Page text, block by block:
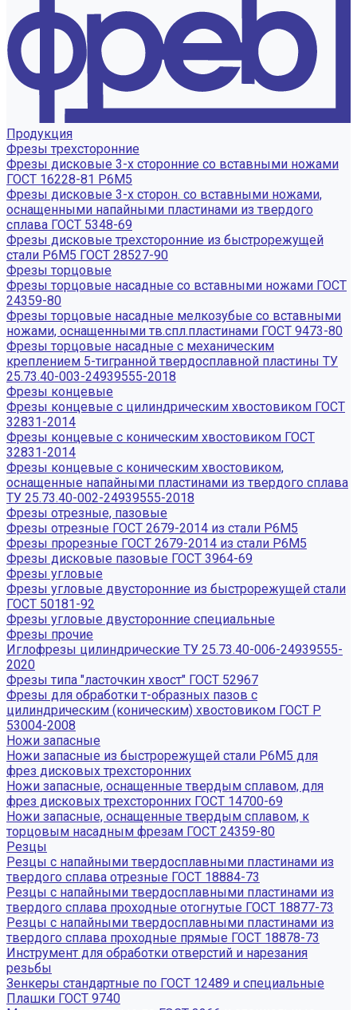
Продукция
Фрезы трехсторонние
Фрезы дисковые 3-х сторонние со вставными ножами
ГОСТ 16228-81 Р6М5
Фрезы дисковые 3-х сторон. со вставными ножами,
оснащенными напайными пластинами из твердого
сплава ГОСТ 5348-69
Фрезы дисковые трехсторонние из быстрорежущей
стали Р6М5 ГОСТ 28527-90
Фрезы торцовые
Фрезы торцовые насадные со вставными ножами ГОСТ
24359-80
Фрезы торцовые насадные мелкозубые со вставными
ножами, оснащенными тв.спл.пластинами ГОСТ 9473-80
Фрезы торцовые насадные с механическим
креплением 5-тигранной твердосплавной пластины ТУ
25.73.40-003-24939555-2018
Фрезы концевые
Фрезы концевые с цилиндрическим хвостовиком ГОСТ
32831-2014
Фрезы концевые с коническим хвостовиком ГОСТ
32831-2014
Фрезы концевые с коническим хвостовиком,
оснащенные напайными пластинами из твердого сплава
ТУ 25.73.40-002-24939555-2018
Фрезы отрезные, пазовые
Фрезы отрезные ГОСТ 2679-2014 из стали Р6М5
Фрезы прорезные ГОСТ 2679-2014 из стали Р6М5
Фрезы дисковые пазовые ГОСТ 3964-69
Фрезы угловые
Фрезы угловые двусторонние из быстрорежущей стали
ГОСТ 50181-92
Фрезы угловые двусторонние специальные
Фрезы прочие
Иглофрезы цилиндрические ТУ 25.73.40-006-24939555-
2020
Фрезы типа "ласточкин хвост" ГОСТ 52967
Фрезы для обработки т-образных пазов с
цилиндрическим (коническим) хвостовиком ГОСТ Р
53004-2008
Ножи запасные
Ножи запасные из быстрорежущей стали Р6М5 для
фрез дисковых трехсторонних
Ножи запасные, оснащенные твердым сплавом, для
фрез дисковых трехсторонних ГОСТ 14700-69
Ножи запасные, оснащенные твердым сплавом, к
торцовым насадным фрезам ГОСТ 24359-80
Резцы
Резцы с напайными твердосплавными пластинами из
твердого сплава отрезные ГОСТ 18884-73
Резцы с напайными твердосплавными пластинами из
твердого сплава проходные отогнутые ГОСТ 18877-73
Резцы с напайными твердосплавными пластинами из
твердого сплава проходные прямые ГОСТ 18878-73
Инструмент для обработки отверстий и нарезания
резьбы
Зенкеры стандартные по ГОСТ 12489 и специальные
Плашки ГОСТ 9740